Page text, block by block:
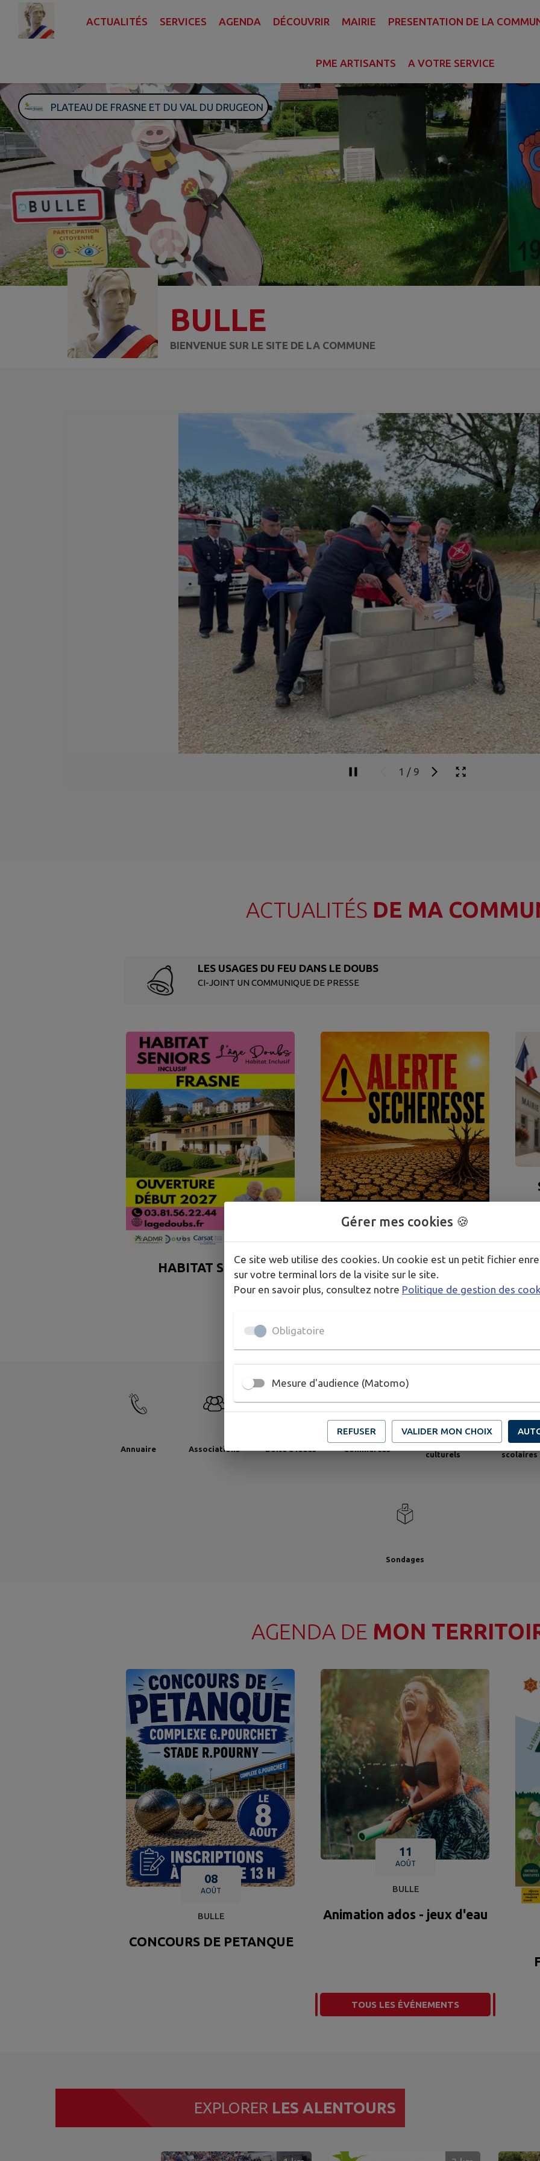
Contenu Menu Recherche Pied de page
ACTUALITÉS SERVICES AGENDA DÉCOUVRIR MAIRIE PRESENTATION DE LA
PME ARTISANTS A VOTRE SERVICE
PLATEAU DE FRASNE ET DU VAL DU DRUGEON
BULLE
BIENVENUE SUR LE SITE DE LA COMMUNE
1 / 9
ACTUALITÉS DE MA
LES USAGES DU FEU DANS LE DOUBS
CI-JOINT UN COMMUNIQUE DE PRESSE
HABITAT SENIOR ALERTE SECHERESSE
Annuaire Associations Boîte à idées Commerces
Établissements
culturels
scolaires
Sondages
AGENDA DE MON
08
AOÛT
BULLE
CONCOURS DE PETANQUE
11
AOÛT
BULLE
Animation ados - jeux d'eau
TOUS LES ÉVÉNEMENTS
EXPLORER LES ALENTOURS
Gérer mes cookies 🍪
Ce site web utilise des cookies. Un cookie est un petit fichier
sur votre terminal lors de la visite sur le site.
Pour en savoir plus, consultez notre Politique de gestion des
Obligatoire
Mesure d'audience (Matomo)
REFUSER VALIDER MON CHOIX